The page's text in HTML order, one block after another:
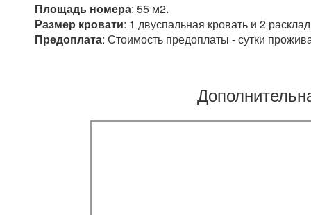
Площадь номера: 55 м2.
Размер кровати: 1 двуспальная кровать и 2
Предоплата: Стоимость предоплаты - сутки